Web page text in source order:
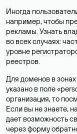
Иногда
например, чтобы
рекламы. Узнать
во всех случаях:
уровне
реестров.
Для доменов в
указано в поле
организация, то
Если вы не знаете,
дает возможность
через форму